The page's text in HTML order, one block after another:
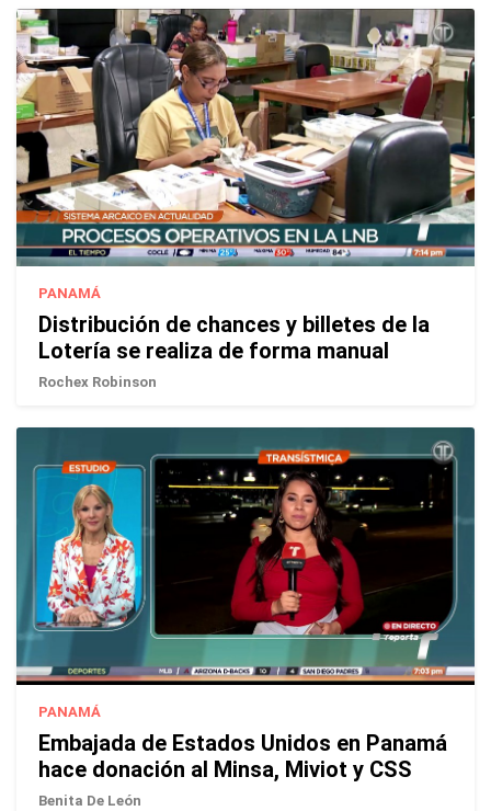
PANAMÁ
Distribución de chances y billetes de la
Lotería se realiza de forma manual
Rochex Robinson
PANAMÁ
Embajada de Estados Unidos en Panamá
hace donación al Minsa, Miviot y CSS
Benita De León